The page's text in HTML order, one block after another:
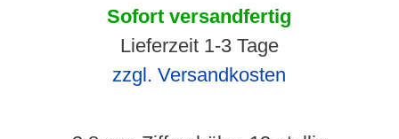
Sofort versandfertig
Lieferzeit 1-3 Tage
zzgl. Versandkosten